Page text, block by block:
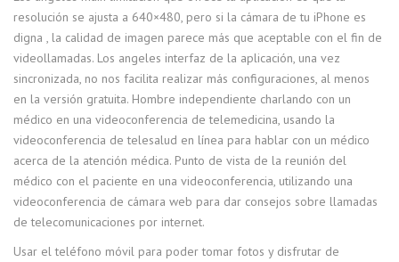
resolución se ajusta a 640×480, pero si la cámara de tu iPhone es
digna , la calidad de imagen parece más que aceptable con el fin de
videollamadas. Los angeles interfaz de la aplicación, una vez
sincronizada, no nos facilita realizar más configuraciones, al menos
en la versión gratuita. Hombre independiente charlando con un
médico en una videoconferencia de telemedicina, usando la
videoconferencia de telesalud en línea para hablar con un médico
acerca de la atención médica. Punto de vista de la reunión del
médico con el paciente en una videoconferencia, utilizando una
videoconferencia de cámara web para dar consejos sobre llamadas
de telecomunicaciones por internet.
Usar el teléfono móvil para poder tomar fotos y disfrutar de